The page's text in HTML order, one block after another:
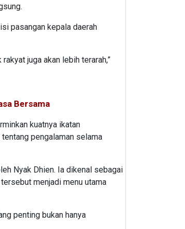
pasangan kepala daerah
juga akan lebih terarah,”
Bersama
kuatnya ikatan
pengalaman selama
Nyak Dhien. Ia dikenal sebagai
menjadi menu utama
penting bukan hanya